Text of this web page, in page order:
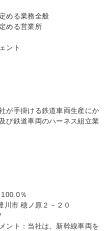
める業務全般
める営業所
ント
が手掛ける鉄道車両生産にか
び鉄道車両のハーネス組立業
％
市 穂ノ原２－２０
ント：当社は、新幹線車両を